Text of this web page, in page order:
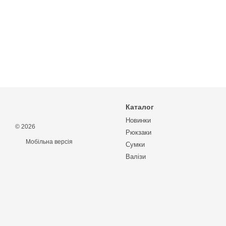
© 2026
Мобільна версія
Каталог
Новинки
Рюкзаки
Сумки
Валізи